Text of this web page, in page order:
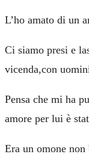
L’ho amato di un
Ci siamo presi e
vicenda,con
Pensa che mi ha
amore per lui è
Era un omone